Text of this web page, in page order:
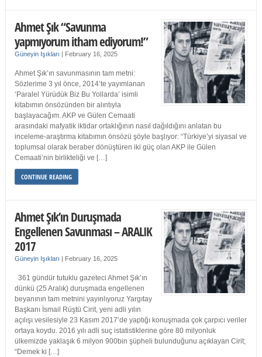
Ahmet Şık “Savunma
yapmıyorum itham ediyorum!”
Güneyin Işıkları | February 16, 2025
Ahmet Şık’ın savunmasının tam metni:
Sözlerime 3 yıl önce, 2014’te yayımlanan
‘Paralel Yürüdük Biz Bu Yollarda’ isimli
kitabımın önsözünden bir alıntıyla
başlayacağım. AKP ve Gülen Cemaati
arasındaki mafyatik iktidar ortaklığının nasıl dağıldığını anlatan bu
inceleme-araştırma kitabımın önsözü şöyle başlıyor: “Türkiye’yi siyasal ve
toplumsal olarak beraber dönüştüren iki güç olan AKP ile Gülen
Cemaati’nin birlikteliği ve […]
CONTINUE READING
Ahmet Şık’ın Duruşmada
Engellenen Savunması – ARALIK
2017
Güneyin Işıkları | February 16, 2025
361 gündür tutuklu gazeteci Ahmet Şık’ın
dünkü (25 Aralık) duruşmada engellenen
beyanının tam metnini yayınlıyoruz Yargıtay
Başkanı İsmail Rüştü Cirit, yeni adli yılın
açılışı vesilesiyle 23 Kasım 2017’de yaptığı konuşmada çok çarpıcı veriler
ortaya koydu. 2016 yılı adli suç istatistiklerine göre 80 milyonluk
ülkemizde yaklaşık 6 milyon 900bin şüpheli bulunduğunu açıklayan Cirit;
“Demek ki […]